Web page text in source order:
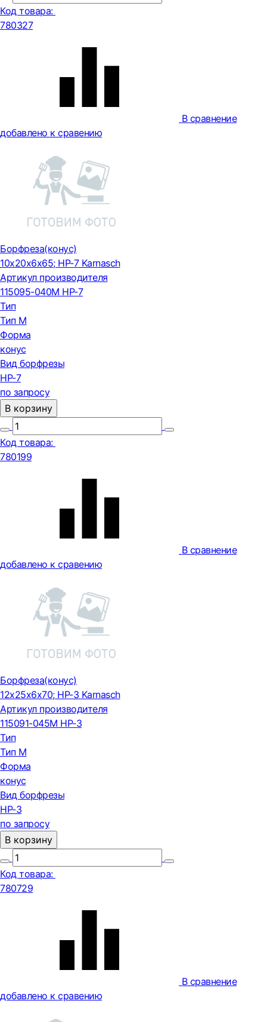
Код товара:
780327
В сравнение
добавлено к сравению
Борфреза(конус)
10x20x6x65; HP-7 Karnasch
Артикул производителя
115095-040M HP-7
Тип
Тип М
Форма
конус
Вид борфрезы
HP-7
по запросу
В корзину
Код товара:
780199
В сравнение
добавлено к сравению
Борфреза(конус)
12x25x6x70; HP-3 Karnasch
Артикул производителя
115091-045M HP-3
Тип
Тип М
Форма
конус
Вид борфрезы
HP-3
по запросу
В корзину
Код товара:
780729
В сравнение
добавлено к сравению